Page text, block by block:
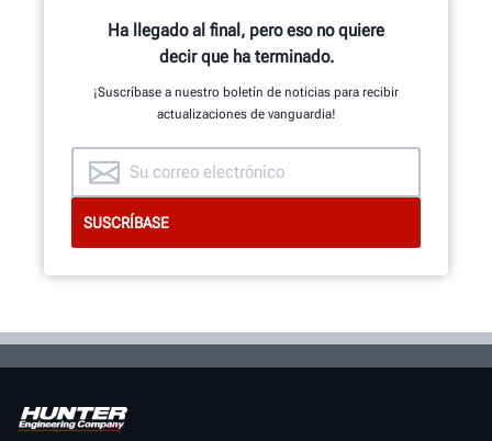
ECHE UN VISTAZO AL INTERIOR
Ha llegado al final, pero eso no quiere
decir que ha terminado.
¡Suscríbase a nuestro boletín de noticias para recibir
actualizaciones de vanguardia!